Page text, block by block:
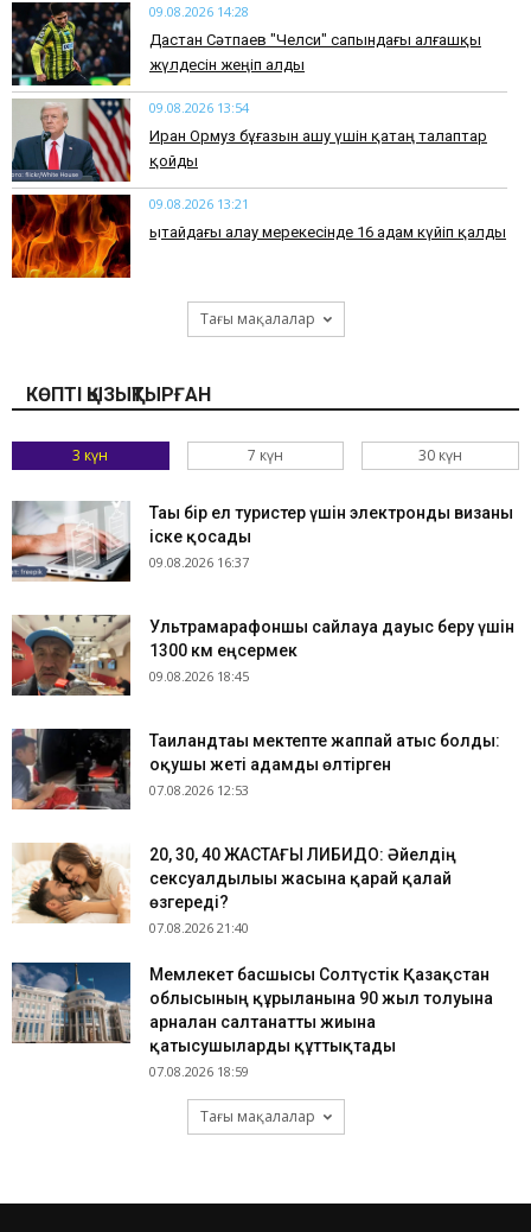
09.08.2026 14:28
Дастан Сәтпаев "Челси" сапындағы алғашқы
жүлдесін жеңіп алды
09.08.2026 13:54
Иран Ормуз бұғазын ашу үшін қатаң талаптар
қойды
09.08.2026 13:21
Қытайдағы алау мерекесінде 16 адам күйіп қалды
Тағы мақалалар
КӨПТІ ҚЫЗЫҚТЫРҒАН
3 күн 7 күн 30 күн
Тағы бір ел туристер үшін электронды визаны
іске қосады
09.08.2026 16:37
Ультрамарафоншы сайлауға дауыс беру үшін
1300 км еңсермек
09.08.2026 18:45
Таиландтағы мектепте жаппай атыс болды:
оқушы жеті адамды өлтірген
07.08.2026 12:53
​20, 30, 40 ЖАСТАҒЫ ЛИБИДО: Әйелдің
сексуалдылығы жасына қарай қалай
өзгереді?
07.08.2026 21:40
Мемлекет басшысы Солтүстік Қазақстан
облысының құрылғанына 90 жыл толуына
арналған салтанатты жиынға
қатысушыларды құттықтады
07.08.2026 18:59
Тағы мақалалар